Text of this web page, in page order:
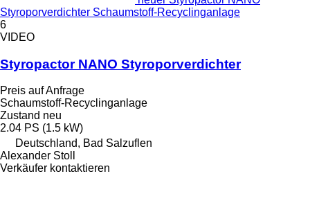
Styroporverdichter Schaumstoff-Recyclinganlage
6
VIDEO
Styropactor NANO Styroporverdichter
Preis auf Anfrage
Schaumstoff-Recyclinganlage
Zustand neu
2.04 PS (1.5 kW)
Deutschland, Bad Salzuflen
Alexander Stoll
Verkäufer kontaktieren